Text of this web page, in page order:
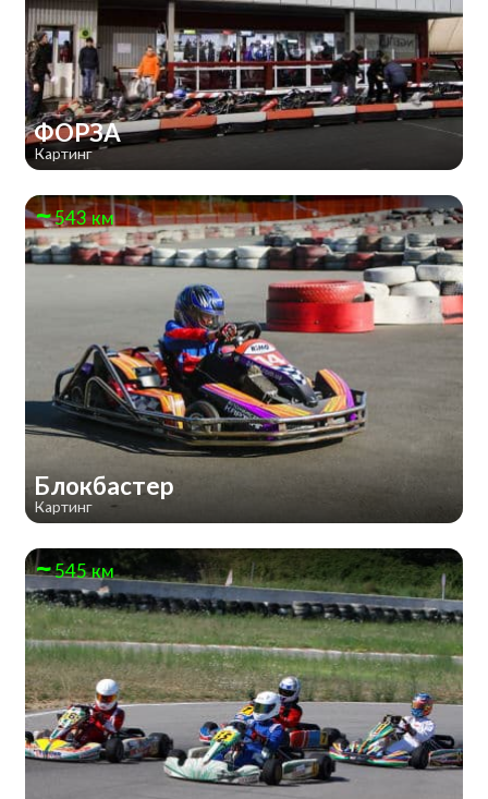
ФОРЗА
Картинг
543 км
Блокбастер
Картинг
545 км